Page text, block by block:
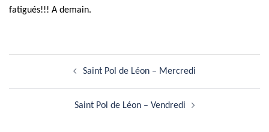
fatigués!!! A demain.
Saint Pol de Léon – Mercredi
Saint Pol de Léon – Vendredi